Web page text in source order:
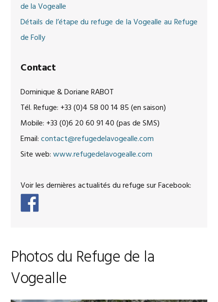
de la Vogealle
Détails de l’étape du refuge de la Vogealle au Refuge
de Folly
Contact
Dominique & Doriane RABOT
Tél. Refuge: +33 (0)4 58 00 14 85 (en saison)
Mobile: +33 (0)6 20 60 91 40 (pas de SMS)
Email:contact@refugedelavogealle.com
Site web:www.refugedelavogealle.com
Voir les dernières actualités du refuge sur Facebook:
Photos du Refuge de la
Vogealle